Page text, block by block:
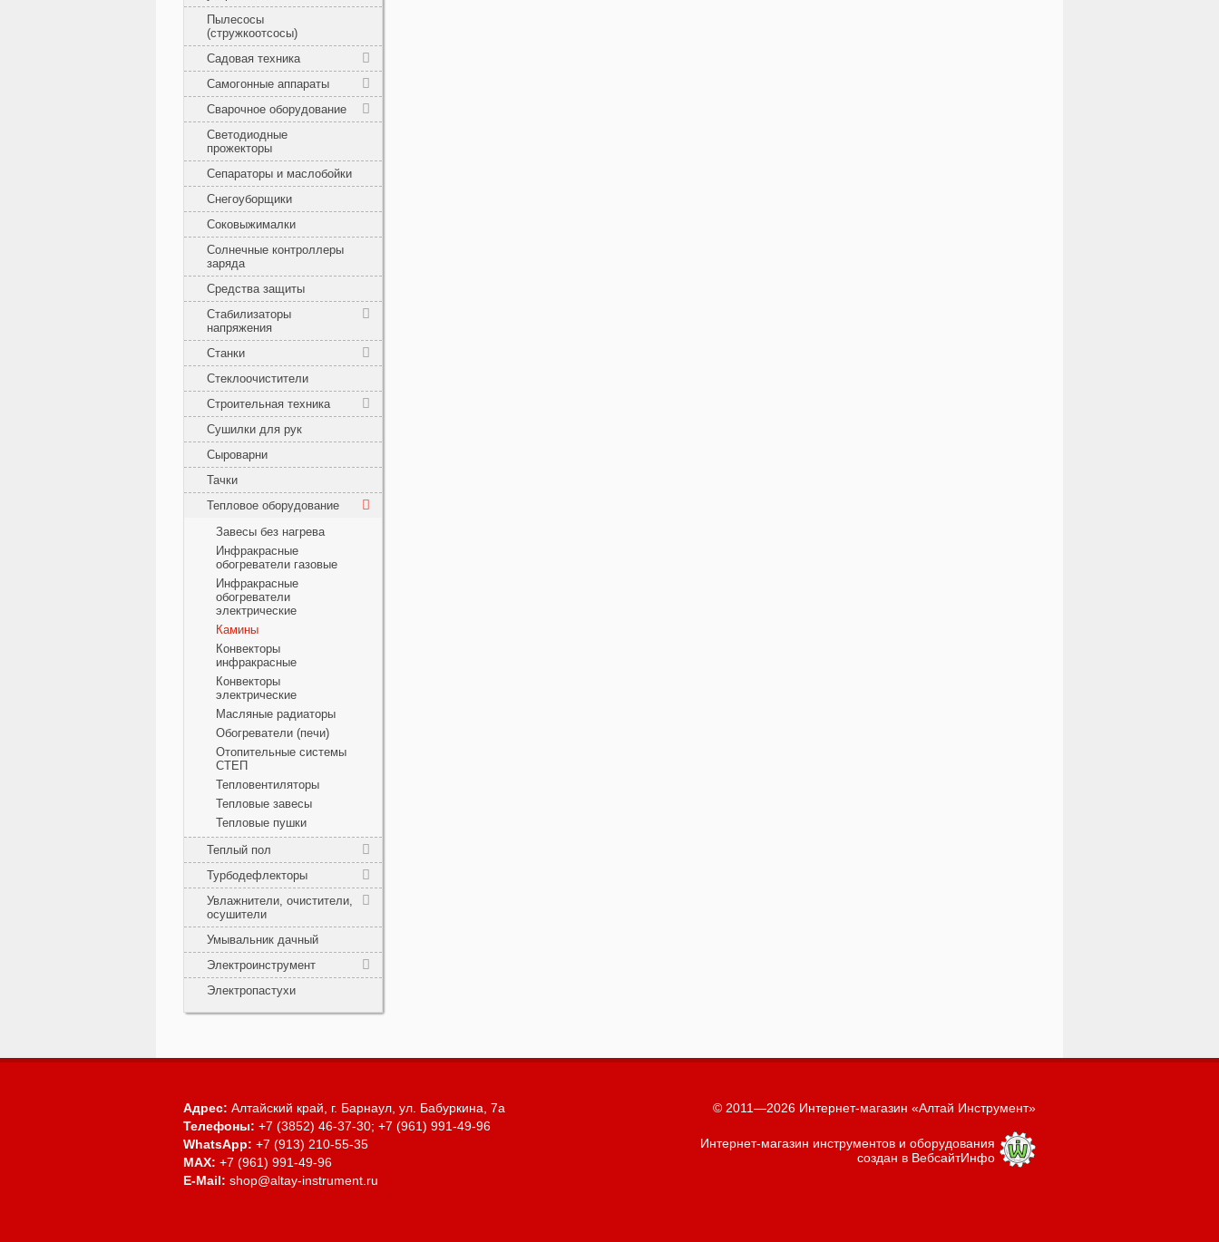
Пылесосы
(стружкоотсосы)
Садовая техника
Самогонные аппараты
Сварочное оборудование
Светодиодные
прожекторы
Сепараторы и маслобойки
Снегоуборщики
Соковыжималки
Солнечные контроллеры
заряда
Средства защиты
Стабилизаторы
напряжения
Станки
Стеклоочистители
Строительная техника
Сушилки для рук
Сыроварни
Тачки
Тепловое оборудование
Завесы без нагрева
Инфракрасные
обогреватели газовые
Инфракрасные
обогреватели
электрические
Камины
Конвекторы
инфракрасные
Конвекторы
электрические
Масляные радиаторы
Обогреватели (печи)
Отопительные системы
СТЕП
Тепловентиляторы
Тепловые завесы
Тепловые пушки
Теплый пол
Турбодефлекторы
Увлажнители, очистители,
осушители
Умывальник дачный
Электроинструмент
Электропастухи
Адрес: Алтайский край, г. Барнаул, ул. Бабуркина, 7а
Телефоны: +7 (3852) 46-37-30; +7 (961) 991-49-96
WhatsApp: +7 (913) 210-55-35
MAX: +7 (961) 991-49-96
E-Mail: shop@altay-instrument.ru
© 2011—2026 Интернет-магазин «Алтай Инструмент»
Интернет-магазин инструментов и оборудования
создан в ВебсайтИнфо